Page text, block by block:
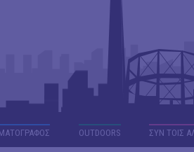
OUTDΟORS ΣΥΝ ΤΟΙΣ